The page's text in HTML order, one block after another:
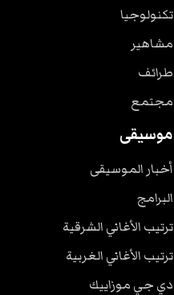
تكنولوجيا
مشاهير
طرائف
مجتمع
موسيقى
أخبار الموسيقى
البرامج
ترتيب الأغاني الشرقية
ترتيب الأغاني الغربية
دي جي موزاييك